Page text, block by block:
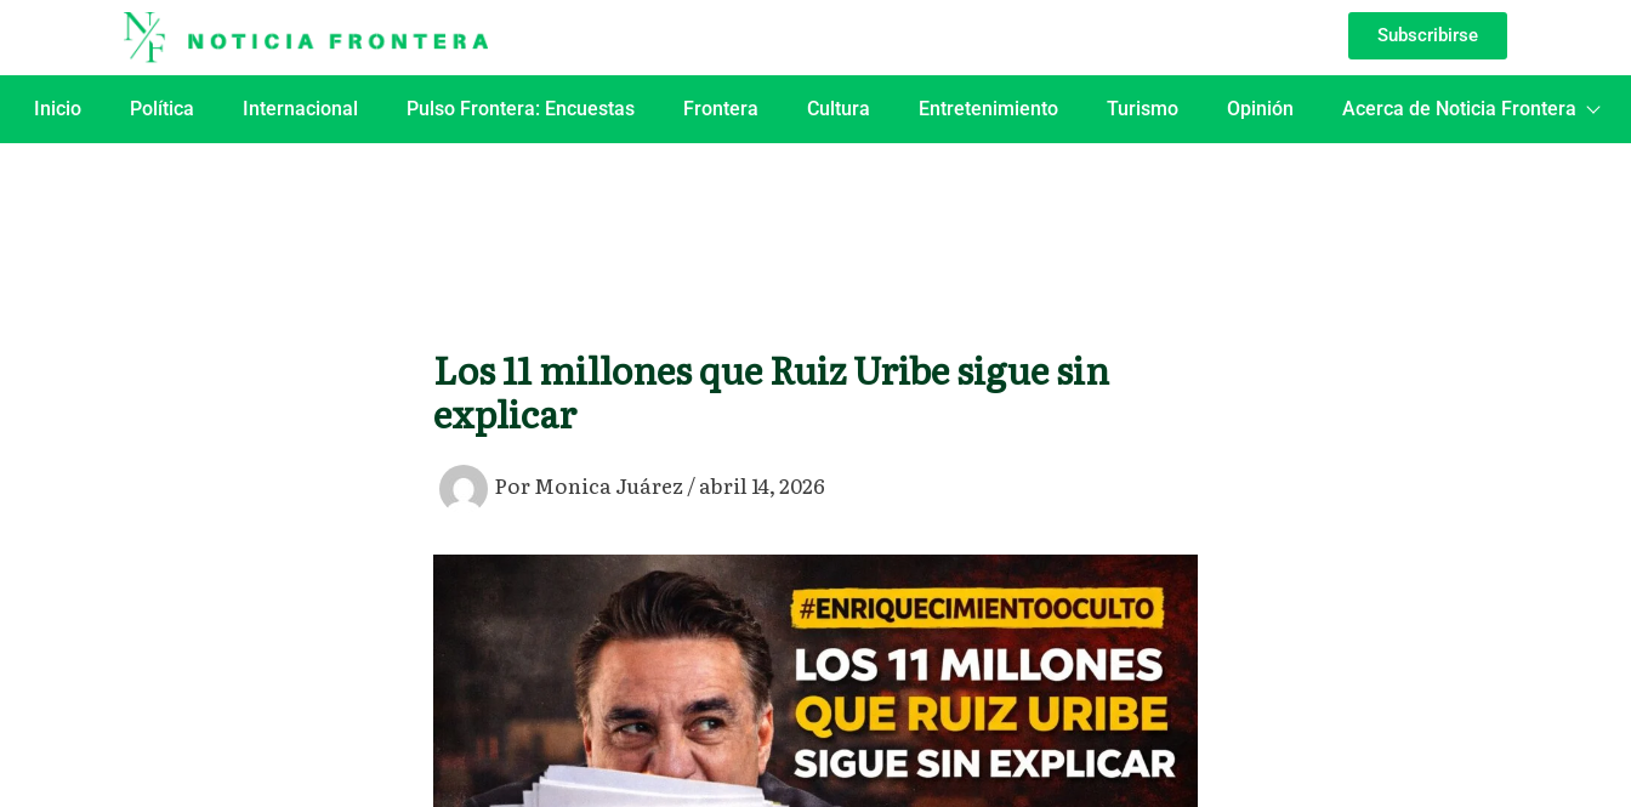
contenido
Subscribirse
Inicio Política Internacional Pulso Frontera: Encuestas Frontera Cultura Entretenimiento Turismo Opinión Acerca de Noticia Frontera
Los 11 millones que Ruiz Uribe sigue sin
explicar
PorMonica Juárez/abril 14, 2026